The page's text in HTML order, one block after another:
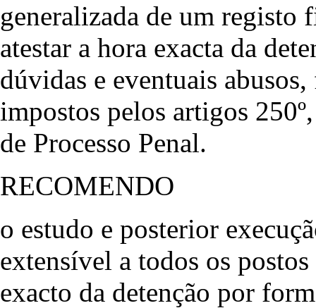
generalizada de um
atestar a hora exacta da
dúvidas e eventuais
impostos pelos artigos
de Processo Penal.
RECOMENDO
o estudo e posterior
extensível a todos os
exacto da detenção por